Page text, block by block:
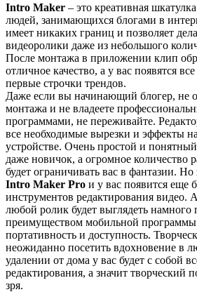
Intro Maker – это креативная
людей, занимающихся блогами в
имеет никаких границ и позволяет
видеоролики даже из небольшого
После монтажа в приложении клип
отличное качество, а у вас появятся
первые строчки трендов.
Даже если вы начинающий блогер, не
монтажа и не владеете
программами, не переживайте.
все необходимые вырезки и эффекты
устройстве. Очень простой и
даже новичок, а огромное количество
будет ограничивать вас в фантазии.
Intro Maker Pro и у вас появится еще
инструментов редактирования видео.
любой ролик будет выглядеть
преимуществом мобильной программы
портативность и доступность.
неожиданно посетить вдохновение в
удалении от дома у вас будет с собой
редактирования, а значит творческий
зря.